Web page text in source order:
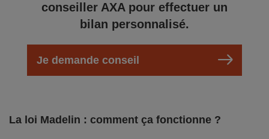
conseiller AXA pour effectuer un
bilan personnalisé.
Je demande conseil
La loi Madelin : comment ça fonctionne ?